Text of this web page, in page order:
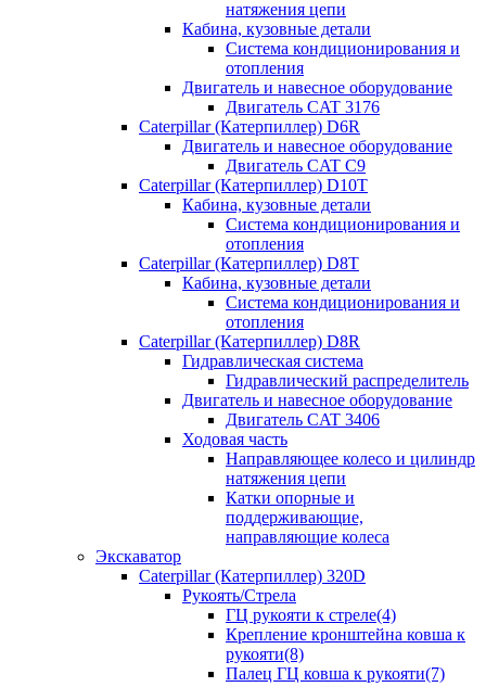
натяжения цепи
Кабина, кузовные детали
Система кондиционирования и
отопления
Двигатель и навесное оборудование
Двигатель CAT 3176
Caterpillar (Катерпиллер) D6R
Двигатель и навесное оборудование
Двигатель CAT C9
Caterpillar (Катерпиллер) D10T
Кабина, кузовные детали
Система кондиционирования и
отопления
Caterpillar (Катерпиллер) D8T
Кабина, кузовные детали
Система кондиционирования и
отопления
Caterpillar (Катерпиллер) D8R
Гидравлическая система
Гидравлический распределитель
Двигатель и навесное оборудование
Двигатель CAT 3406
Ходовая часть
Направляющее колесо и цилиндр
натяжения цепи
Катки опорные и
поддерживающие,
направляющие колеса
Экскаватор
Caterpillar (Катерпиллер) 320D
Рукоять/Стрела
ГЦ рукояти к стреле(4)
Крепление кронштейна ковша к
рукояти(8)
Палец ГЦ ковша к рукояти(7)